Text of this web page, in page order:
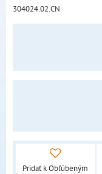
304024.02.CN
Pridať k Obľúbeným